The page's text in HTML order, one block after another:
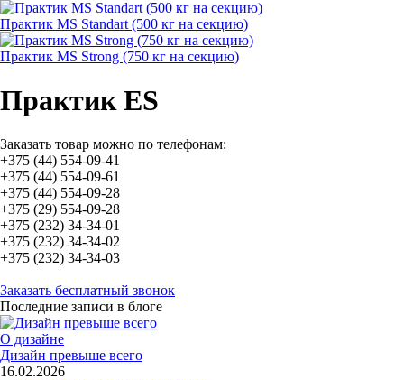
Практик MS Standart (500 кг на секцию)
Практик MS Strong (750 кг на секцию)
Практик ES
Заказать товар можно по телефонам:
+375 (44) 554-09-41
+375 (44) 554-09-61
+375 (44) 554-09-28
+375 (29) 554-09-28
+375 (232) 34-34-01
+375 (232) 34-34-02
+375 (232) 34-34-03
Заказать бесплатный звонок
Последние записи в блоге
О дизайне
Дизайн превыше всего
16.02.2026